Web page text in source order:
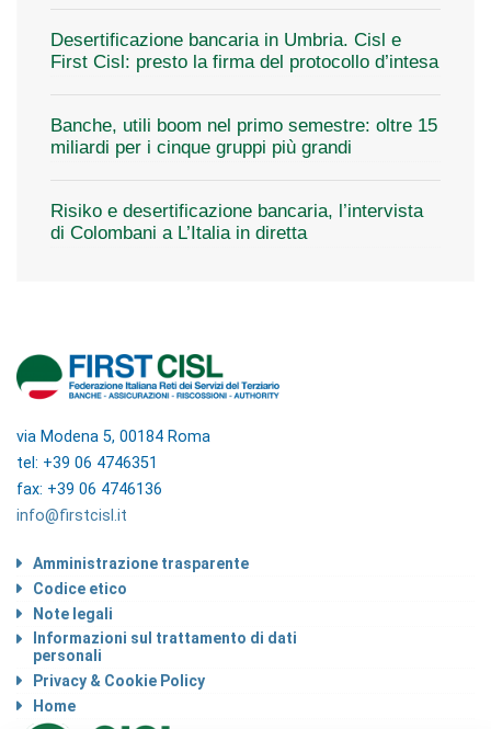
Desertificazione bancaria in Umbria. Cisl e
First Cisl: presto la firma del protocollo d’intesa
Banche, utili boom nel primo semestre: oltre 15
miliardi per i cinque gruppi più grandi
Risiko e desertificazione bancaria, l’intervista
di Colombani a L’Italia in diretta
via Modena 5, 00184 Roma
tel: +39 06 4746351
fax: +39 06 4746136
info@firstcisl.it
Amministrazione trasparente
Codice etico
Note legali
Informazioni sul trattamento di dati
personali
Privacy & Cookie Policy
Home